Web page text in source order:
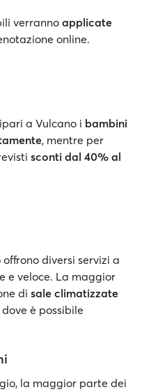
verrannoapplicate
online.
a Vulcano i bambini
, mentre per
sconti dal 40% al
diversi servizi a
e veloce. La maggior
di sale climatizzate
dove è possibile
la maggior parte dei